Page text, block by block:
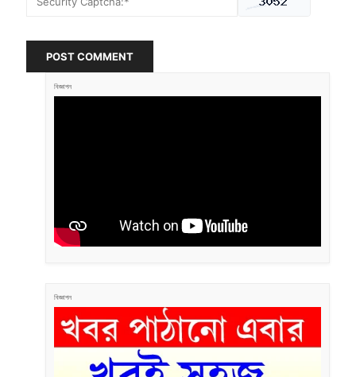
POST COMMENT
বিজ্ঞাপন
বিজ্ঞাপন